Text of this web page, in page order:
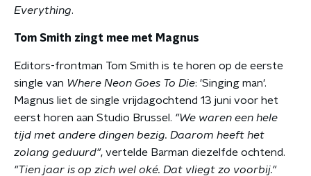
Everything.
Tom Smith zingt mee met Magnus
Editors-frontman Tom Smith is te horen op de eerste
single van Where Neon Goes To Die: 'Singing man'.
Magnus liet de single vrijdagochtend 13 juni voor het
eerst horen aan Studio Brussel. "We waren een hele
tijd met andere dingen bezig. Daarom heeft het
zolang geduurd", vertelde Barman diezelfde ochtend.
"Tien jaar is op zich wel oké. Dat vliegt zo voorbij."